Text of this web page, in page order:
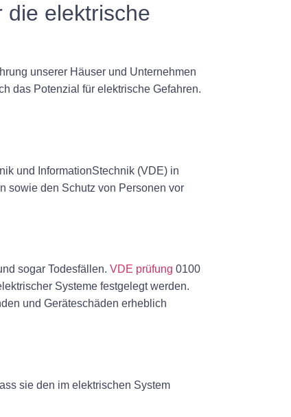
die elektrische
unserer Häuser und Unternehmen
das Potenzial für elektrische Gefahren.
und InformationStechnik (VDE) in
sowie den Schutz von Personen vor
sogar Todesfällen. VDE prüfung 0100
Systeme festgelegt werden.
und Geräteschäden erheblich
sie den im elektrischen System